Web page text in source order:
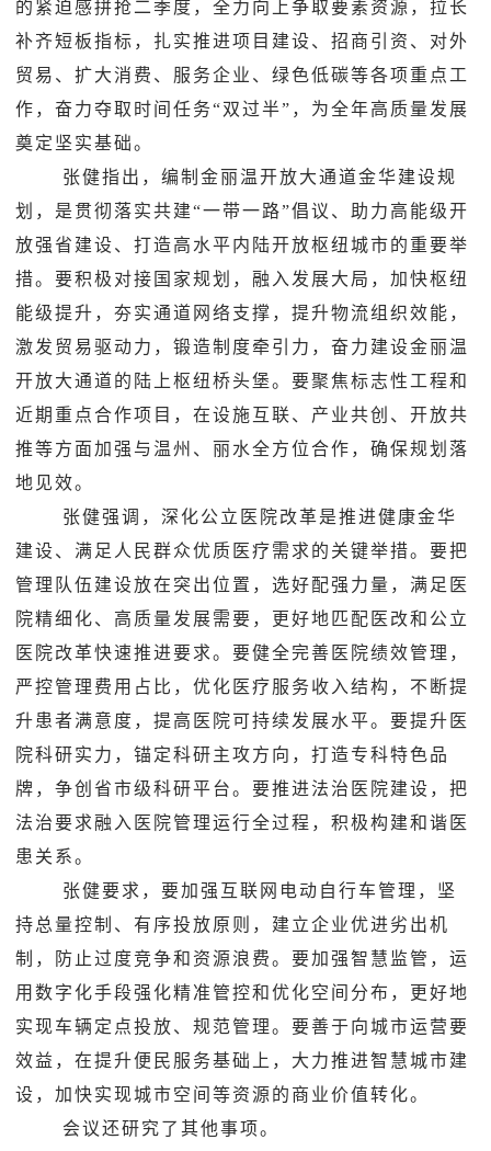
的紧迫感拼抢二季度，全力向上争取要素资源，拉长
补齐短板指标，扎实推进项目建设、招商引资、对外
贸易、扩大消费、服务企业、绿色低碳等各项重点工
作，奋力夺取时间任务“双过半”，为全年高质量发展
奠定坚实基础。
张健指出，编制金丽温开放大通道金华建设规
划，是贯彻落实共建“一带一路”倡议、 助力高能级开
放强省建设、打造高水平内陆开放枢纽城市的重要举
措。要积极对接国家规划，融入发展大局，加快枢纽
能级提升，夯实通道网络支撑，提升物流组织效能，
激发贸易驱动力，锻造制度牵引力，奋力建设金丽温
开放大通道的陆上枢纽桥头堡。要聚焦标志性工程和
近期重点合作项目，在设施互联、产业共创、开放共
推等方面加强与温州、丽水全方位合作，确保规划落
地见效。
张健强调，深化公立医院改革是推进健康金华
建设、满足人民群众优质医疗需求的关键举措。要把
管理队伍建设放在突出位置，选好配强力量，满足医
院精细化、高质量发展需要，更好地匹配医改和公立
医院改革快速推进要求。要健全完善医院绩效管理，
严控管理费用占比，优化医疗服务收入结构，不断提
升患者满意度，提高医院可持续发展水平。要提升医
院科研实力，锚定科研主攻方向，打造专科特色品
牌，争创省市级科研平台。要推进法治医院建设，把
法治要求融入医院管理运行全过程，积极构建和谐医
患关系。
张健要求，要加强互联网电动自行车管理，坚
持总量控制、有序投放原则，建立企业优进劣出机
制，防止过度竞争和资源浪费。要加强智慧监管，运
用数字化手段强化精准管控和优化空间分布，更好地
实现车辆定点投放、规范管理。要善于向城市运营要
效益，在提升便民服务基础上，大力推进智慧城市建
设，加快实现城市空间等资源的商业价值转化。
会议还研究了其他事项。